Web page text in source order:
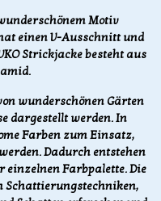
Motiv
einen V-Ausschnitt und
Strickjacke besteht aus
wunderschönen Gärten
dargestellt werden. In
Farben zum Einsatz,
Dadurch entstehen
einzelnen Farbpalette. Die
Schattierungstechniken,